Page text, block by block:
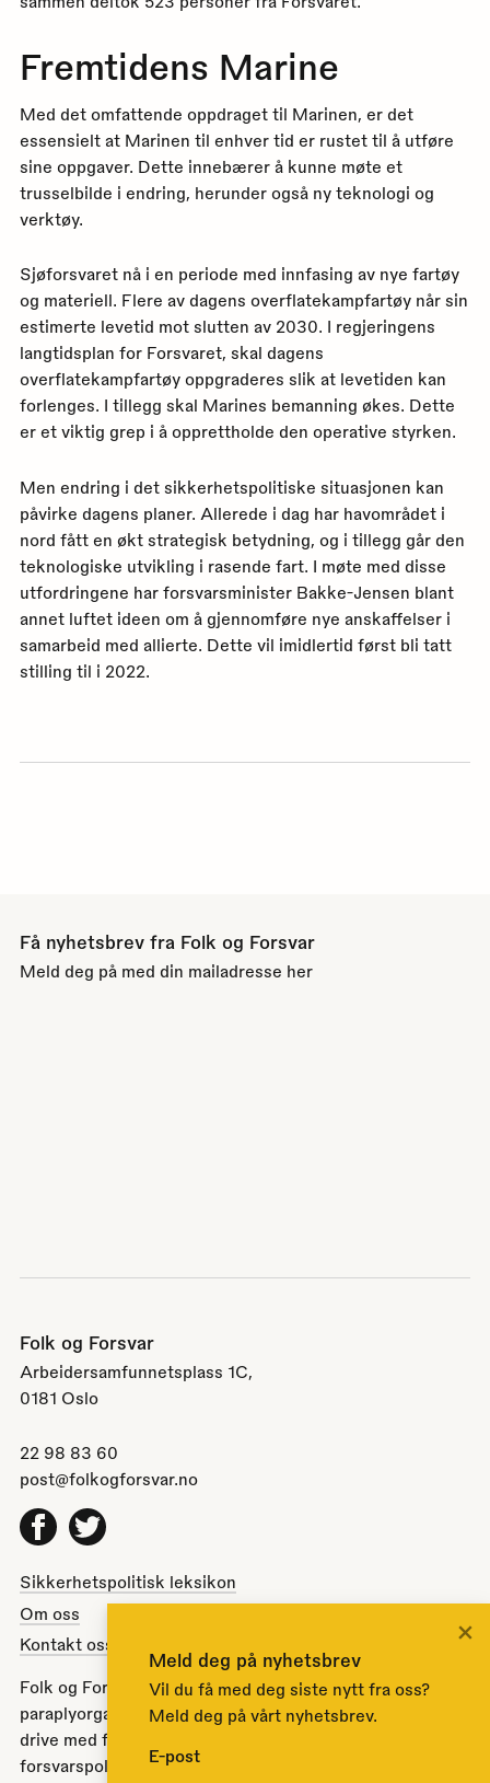
Fremtidens Marine
Med det omfattende oppdraget til Marinen, er det
essensielt at Marinen til enhver tid er rustet til å utføre
sine oppgaver. Dette innebærer å kunne møte et
trusselbilde i endring, herunder også ny teknologi og
verktøy.
Sjøforsvaret nå i en periode med innfasing av nye fartøy
og materiell. Flere av dagens overflatekampfartøy når sin
estimerte levetid mot slutten av 2030. I regjeringens
langtidsplan for Forsvaret, skal dagens
overflatekampfartøy oppgraderes slik at levetiden kan
forlenges. I tillegg skal Marines bemanning økes. Dette
er et viktig grep i å opprettholde den operative styrken.
Men endring i det sikkerhetspolitiske situasjonen kan
påvirke dagens planer. Allerede i dag har havområdet i
nord fått en økt strategisk betydning, og i tillegg går den
teknologiske utvikling i rasende fart. I møte med disse
utfordringene har forsvarsminister Bakke-Jensen blant
annet luftet ideen om å gjennomføre nye anskaffelser i
samarbeid med allierte. Dette vil imidlertid først bli tatt
stilling til i 2022.
Få nyhetsbrev fra Folk og Forsvar
Meld deg på med din mailadresse her
Folk og Forsvar
Arbeidersamfunnetsplass 1C,
0181 Oslo
22 98 83 60
post@folkogforsvar.no
Facebook
Twitter
Sikkerhetspolitisk leksikon
Om oss
Kontakt oss
Folk og Forsvar er en partipolitisk nøytral
paraplyorganisasjon opprettet av Stortinget i 1951 for å
drive med folkeopplysning om norsk sikkerhets- og
forsvarspolitikk.
Meld deg på nyhetsbrev
Vil du få med deg siste nytt fra oss?
Meld deg på vårt nyhetsbrev.
E-post
×